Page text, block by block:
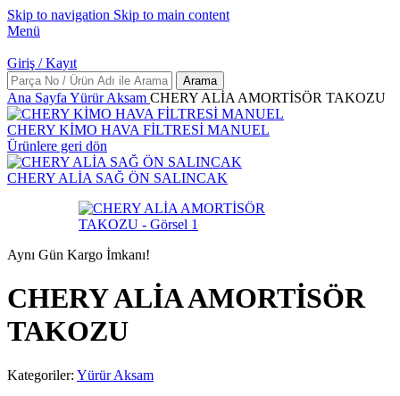
Skip to navigation Skip to main content
Menü
Giriş / Kayıt
Arama
Ana Sayfa Yürür Aksam CHERY ALİA AMORTİSÖR TAKOZU
CHERY KİMO HAVA FİLTRESİ MANUEL
Ürünlere geri dön
CHERY ALİA SAĞ ÖN SALINCAK
Aynı Gün Kargo İmkanı!
CHERY ALİA AMORTİSÖR
TAKOZU
Kategoriler: Yürür Aksam